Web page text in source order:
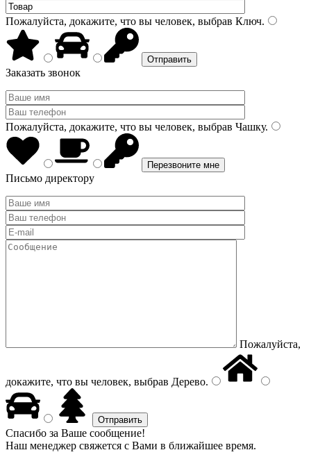
Пожалуйста, докажите, что вы человек, выбрав Ключ.
Заказать звонок
Пожалуйста, докажите, что вы человек, выбрав Чашку.
Письмо директору
Пожалуйста,
докажите, что вы человек, выбрав Дерево.
Спасибо за Ваше сообщение!
Наш менеджер свяжется с Вами в ближайшее время.